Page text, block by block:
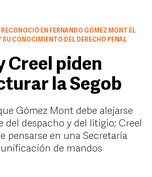
RECONOCIÓ EN FERNANDO GÓMEZ MONT EL
SU CONOCIMIENTO DEL DERECHO PENAL
Creel piden
la Segob
Gómez Mont debe alejarse
del despacho y del litigio; Creel
pensarse en una Secretaría
de mandos